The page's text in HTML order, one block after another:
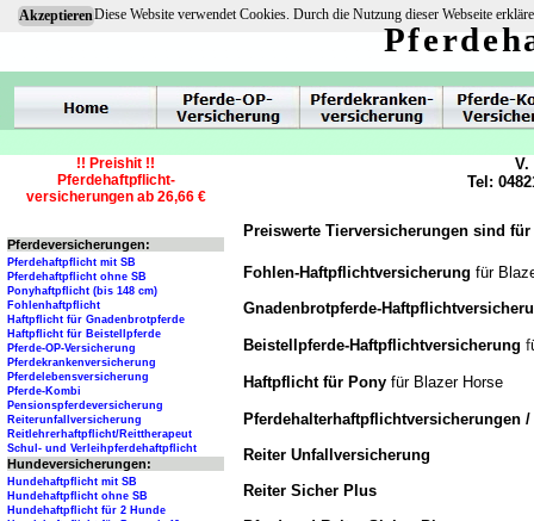
AkzeptierenDiese Website verwendet Cookies. Durch die Nutzung dieser Webseite
Preiswerte Tierversicherungen sind
Fohlen-Haftpflichtversicherung für
Gnadenbrotpferde-
Beistellpferde-Haftpflichtversicherung f
Haftpflicht für Pony für Blazer Horse
Pferdehalterhaftpflichtversicherungen
Reiter Unfallversicherung
Reiter Sicher Plus
V.
Tel:
!! Preishit !!
Pferdehaftpflicht-
versicherungen ab 26,66 €
Pferdeversicherungen:
Pferdehaftpflicht mit SB
Pferdehaftpflicht ohne SB
Ponyhaftpflicht (bis 148 cm)
Fohlenhaftpflicht
Haftpflicht für Gnadenbrotpferde
Haftpflicht für Beistellpferde
Pferde-OP-Versicherung
Pferdekrankenversicherung
Pferdelebensversicherung
Pferde-Kombi
Pensionspferdeversicherung
Reiterunfallversicherung
Reitlehrerhaftpflicht/Reittherapeut
Schul- und Verleihpferdehaftpflicht
Hundeversicherungen:
Hundehaftpflicht mit SB
Hundehaftpflicht ohne SB
Hundehaftpflicht für 2 Hunde